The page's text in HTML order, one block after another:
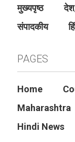
मुख्यपृष्ठ
संपादकीय
PAGES
Home
Maharashtra
Hindi News